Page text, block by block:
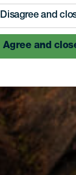
Disagree and
Agree and